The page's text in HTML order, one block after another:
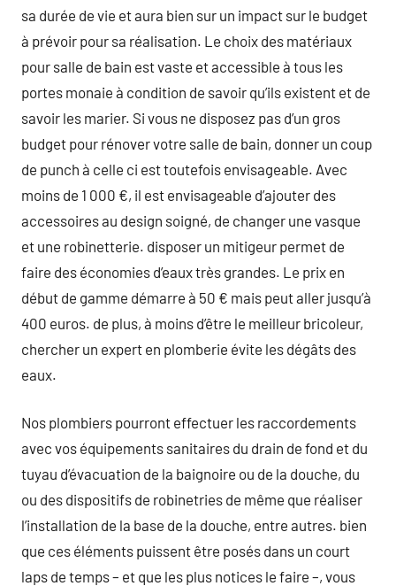
sa durée de vie et aura bien sur un impact sur le budget
à prévoir pour sa réalisation. Le choix des matériaux
pour salle de bain est vaste et accessible à tous les
portes monaie à condition de savoir qu’ils existent et de
savoir les marier. Si vous ne disposez pas d’un gros
budget pour rénover votre salle de bain, donner un coup
de punch à celle ci est toutefois envisageable. Avec
moins de 1 000 €, il est envisageable d’ajouter des
accessoires au design soigné, de changer une vasque
et une robinetterie. disposer un mitigeur permet de
faire des économies d’eaux très grandes. Le prix en
début de gamme démarre à 50 € mais peut aller jusqu’à
400 euros. de plus, à moins d’être le meilleur bricoleur,
chercher un expert en plomberie évite les dégâts des
eaux.
Nos plombiers pourront effectuer les raccordements
avec vos équipements sanitaires du drain de fond et du
tuyau d’évacuation de la baignoire ou de la douche, du
ou des dispositifs de robinetries de même que réaliser
l’installation de la base de la douche, entre autres. bien
que ces éléments puissent être posés dans un court
laps de temps – et que les plus notices le faire –, vous